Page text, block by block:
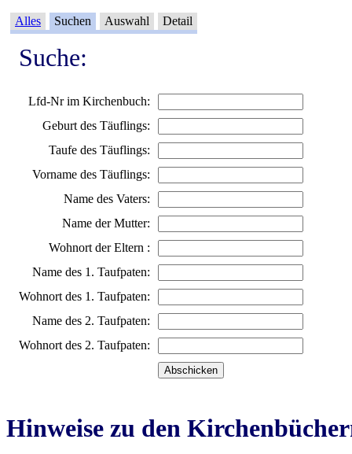
Alles Suchen Auswahl Detail
Suche:
Lfd-Nr im Kirchenbuch:
Geburt des Täuflings:
Taufe des Täuflings:
Vorname des Täuflings:
Name des Vaters:
Name der Mutter:
Wohnort der Eltern :
Name des 1. Taufpaten:
Wohnort des 1. Taufpaten:
Name des 2. Taufpaten:
Wohnort des 2. Taufpaten:
Hinweise zu den